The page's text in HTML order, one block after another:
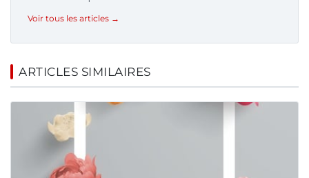
Voir tous les articles →
ARTICLES SIMILAIRES